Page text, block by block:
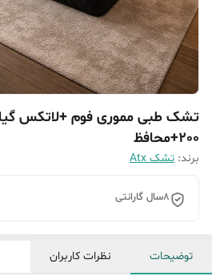
200+محافظ
برند: تشک Atx
8سال گارانتی
توضیحات نظرات کاربران